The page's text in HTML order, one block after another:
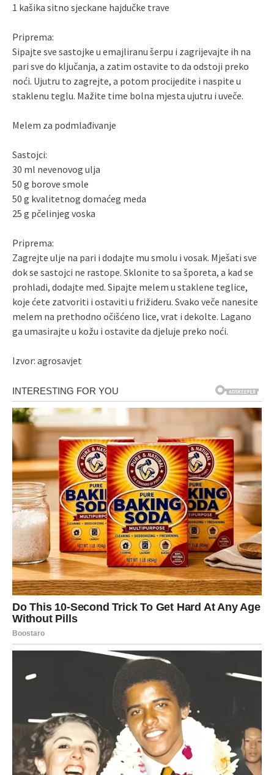
1 kašika sitno sjeckane hajdučke trave
Priprema:
Sipajte sve sastojke u emajliranu šerpu i zagrijevajte ih na
pari sve do ključanja, a zatim ostavite to da odstoji preko
noći. Ujutru to zagrejte, a potom procijedite i naspite u
staklenu teglu. Mažite time bolna mjesta ujutru i uveče.
Melem za podmlađivanje
Sastojci:
30 ml nevenovog ulja
50 g borove smole
50 g kvalitetnog domaćeg meda
25 g pčelinjeg voska
Priprema:
Zagrejte ulje na pari i dodajte mu smolu i vosak. Mješati sve
dok se sastojci ne rastope. Sklonite to sa šporeta, a kad se
prohladi, dodajte med. Sipajte melem u staklene teglice,
koje ćete zatvoriti i ostaviti u frižideru. Svako veče nanesite
melem na prethodno očišćeno lice, vrat i dekolte. Lagano
ga umasirajte u kožu i ostavite da djeluje preko noći.
Izvor: agrosavjet